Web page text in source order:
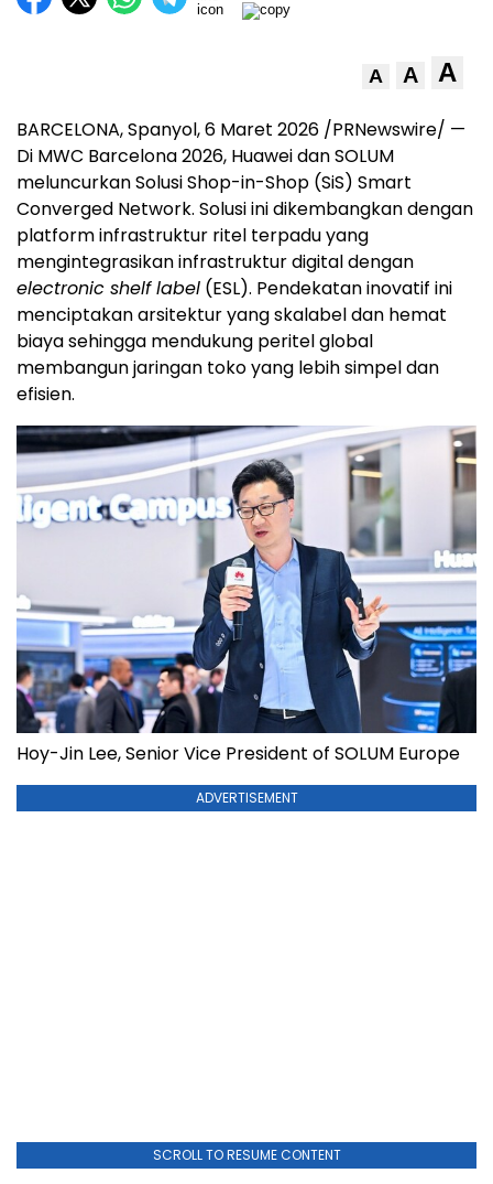
A A A
BARCELONA, Spanyol, 6 Maret 2026 /PRNewswire/ —
Di MWC Barcelona 2026, Huawei dan SOLUM
meluncurkan Solusi Shop-in-Shop (SiS) Smart
Converged Network. Solusi ini dikembangkan dengan
platform infrastruktur ritel terpadu yang
mengintegrasikan infrastruktur digital dengan
electronic shelf label (ESL). Pendekatan inovatif ini
menciptakan arsitektur yang skalabel dan hemat
biaya sehingga mendukung peritel global
membangun jaringan toko yang lebih simpel dan
efisien.
Hoy-Jin Lee, Senior Vice President of SOLUM Europe
ADVERTISEMENT
SCROLL TO RESUME CONTENT